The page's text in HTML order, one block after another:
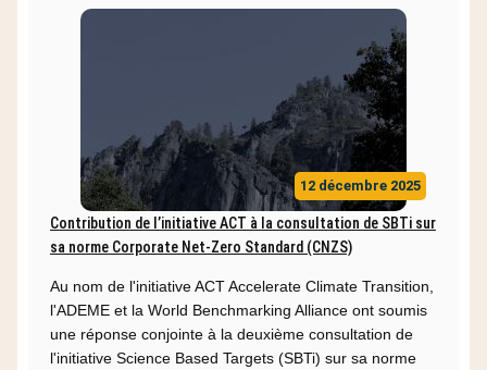
12 décembre 2025
Contribution de l’initiative ACT à la consultation de SBTi sur
sa norme Corporate Net-Zero Standard (CNZS)
Au nom de l'initiative ACT Accelerate Climate Transition,
l'ADEME et la World Benchmarking Alliance ont soumis
une réponse conjointe à la deuxième consultation de
l'initiative Science Based Targets (SBTi) sur sa norme